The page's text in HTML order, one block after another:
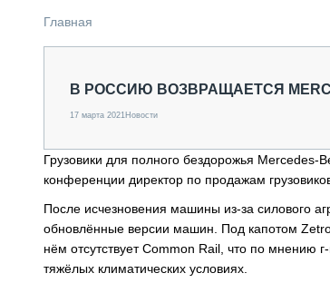
ОБЗОР РЫНКА
ТЕХНИКА КРУПНЫМ ПЛАНОМ
ИСПЫТАТЕЛИ
ТЕХНОЛОГИИ
ДОРОЖНАЯ ИНДУСТРИЯ
СЕРВИСМЕНЫ
Главная
В РОССИЮ ВОЗВРАЩАЕТСЯ
17 марта 2021Новости
Грузовики для полного бездорожья
конференции директор по продажам
После исчезновения машины из-за силового
обновлённые версии машин. Под капотом
нём отсутствует Common Rail, что по мнению
тяжёлых климатических условиях.